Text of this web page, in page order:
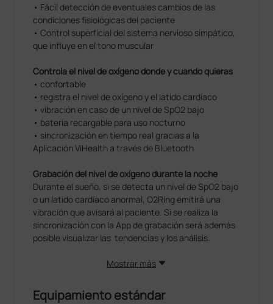
• Fácil detección de eventuales cambios de las
condiciones fisiológicas del paciente
• Control superficial del sistema nervioso simpático,
que influye en el tono muscular
Controla el nivel de oxígeno donde y cuando quieras
• confortable
• registra el nivel de oxígeno y el latido cardíaco
• vibración en caso de un nivel de SpO2 bajo
• batería recargable para uso nocturno
• sincronización en tiempo real gracias a la
Aplicación ViHealth a través de Bluetooth
Grabación del nivel de oxígeno durante la noche
Durante el sueño, si se detecta un nivel de SpO2 bajo
o un latido cardíaco anormal, O2Ring emitirá una
vibración que avisará al paciente. Si se realiza la
sincronización con la App de grabación será además
posible visualizar las tendencias y los análisis.
Mostrar más
Equipamiento estándar